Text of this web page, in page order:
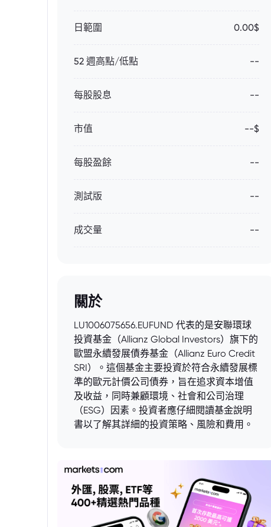
日範圍 0.00$
52 週高點/低點 --
每股股息 --
市值 --$
每股盈餘 --
測試版 --
成交量 --
關於
LU1006075656.EUFUND 代表的是安聯環球
投資基金（Allianz Global Investors）旗下的
歐盟永續發展債券基金（Allianz Euro Credit
SRI）。這個基金主要投資於符合永續發展標
準的歐元計價公司債券，旨在追求資本增值
及收益，同時兼顧環境、社會和公司治理
（ESG）因素。投資者應仔細閱讀基金說明
書以了解其詳細的投資策略、風險和費用。